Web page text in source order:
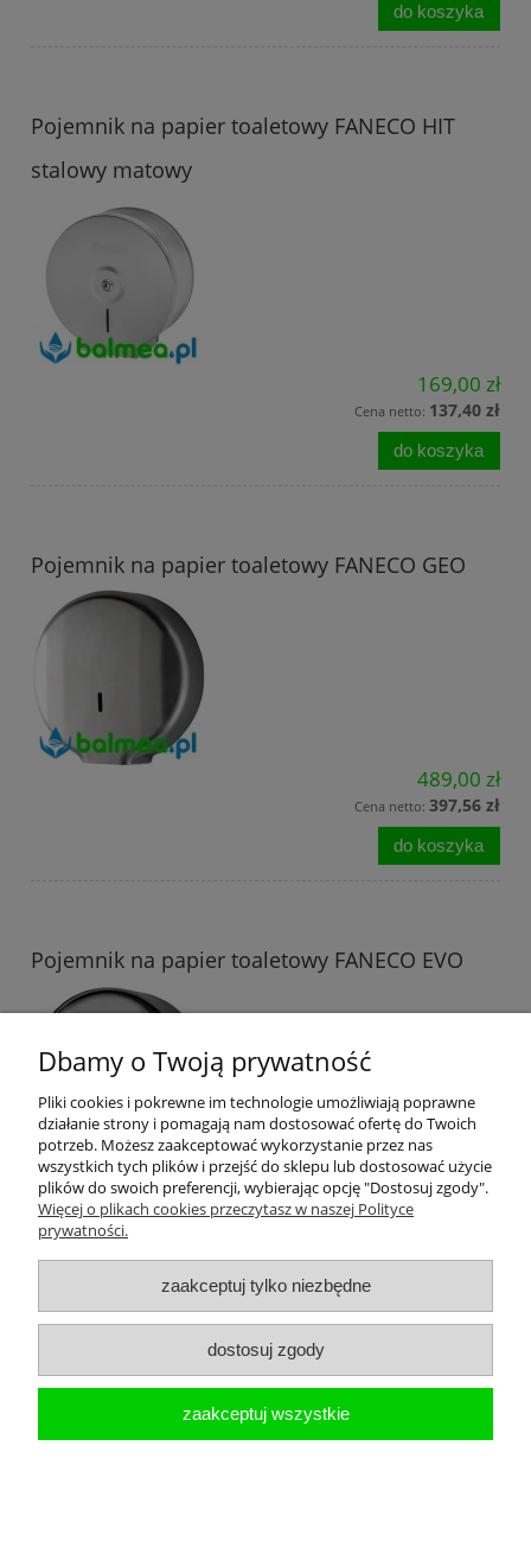
do koszyka
Pojemnik na papier toaletowy FANECO HIT
stalowy matowy
169,00 zł
Cena netto: 137,40 zł
do koszyka
Pojemnik na papier toaletowy FANECO GEO
489,00 zł
Cena netto: 397,56 zł
do koszyka
Pojemnik na papier toaletowy FANECO EVO
489,00 zł
Cena netto:397,56 zł
Pojemnik na papier toaletowy DUO stal
Dbamy o Twoją prywatność
Pliki cookies i pokrewne im technologie umożliwiają poprawne
działanie strony i pomagają nam dostosować ofertę do Twoich
potrzeb. Możesz zaakceptować wykorzystanie przez nas
wszystkich tych plików i przejść do sklepu lub dostosować użycie
plików do swoich preferencji, wybierając opcję "Dostosuj zgody".
Więcej o plikach cookies przeczytasz w naszej Polityce
prywatności.
zaakceptuj tylko niezbędne
dostosuj zgody
zaakceptuj wszystkie